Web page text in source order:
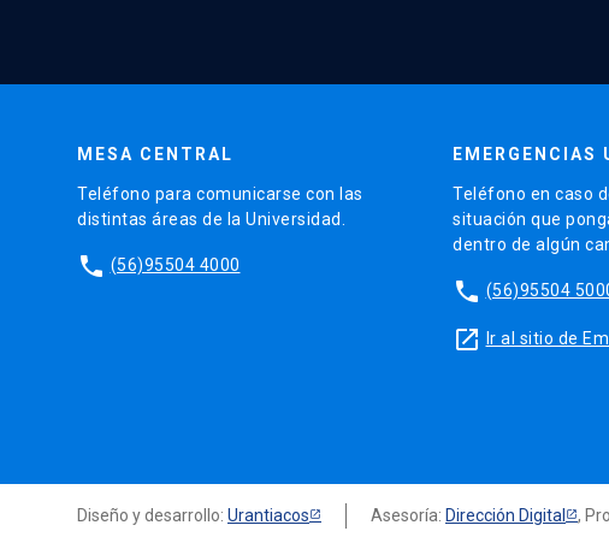
MESA CENTRAL
Teléfono para comunicarse con las
distintas áreas de la Universidad.
phone (56)95504 4000
EMERGENCIAS
Teléfono en caso
situación que
dentro de algún
phone (56)95504
launch Ir al sitio de
Diseño y desarrollo: Urantiacos Asesoría: Dirección Digital ,